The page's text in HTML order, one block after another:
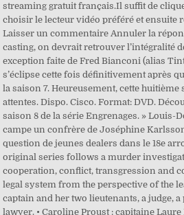
streaming gratuit français.Il suffit de
choisir le lecteur vidéo préféré et ensuite
Laisser un commentaire Annuler la
casting, on devrait retrouver l’intégralité
exception faite de Fred Bianconi (alias
s’éclipse cette fois définitivement après
la saison 7. Heureusement, cette huitième
attentes. Dispo. Cisco. Format: DVD.
saison 8 de la série Engrenages. » Louis-
campe un confrère de Joséphine
question de jeunes dealers dans le 18e
original series follows a murder
cooperation, conflict, transgression and
legal system from the perspective of the
captain and her two lieutenants, a judge,
lawyer. • Caroline Proust : capitaine